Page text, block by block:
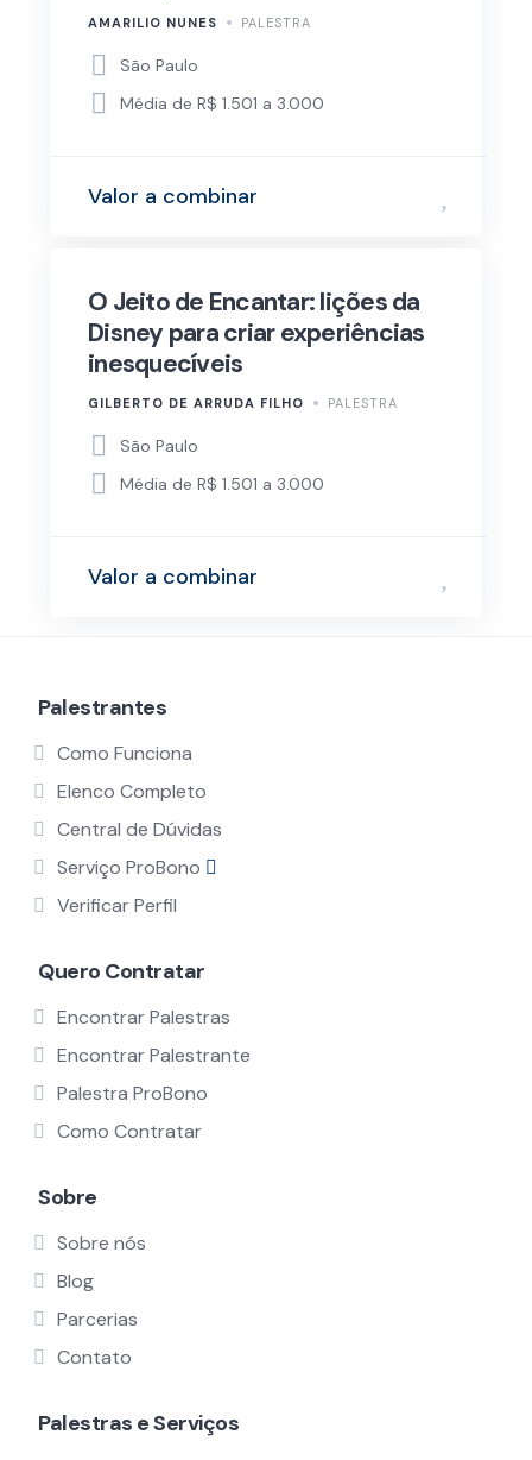
AMARILIO NUNES PALESTRA
São Paulo
Média de R$ 1.501 a 3.000
Valor a combinar
O Jeito de Encantar: lições da
Disney para criar experiências
inesquecíveis
GILBERTO DE ARRUDA FILHO PALESTRA
São Paulo
Média de R$ 1.501 a 3.000
Valor a combinar
Palestrantes
Como Funciona
Elenco Completo
Central de Dúvidas
Serviço ProBono
Verificar Perfil
Quero Contratar
Encontrar Palestras
Encontrar Palestrante
Palestra ProBono
Como Contratar
Sobre
Sobre nós
Blog
Parcerias
Contato
Palestras e Serviços